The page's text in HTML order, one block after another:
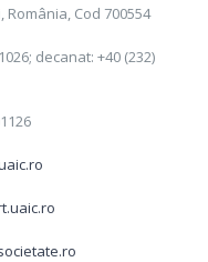
România, Cod 700554
decanat: +40 (232)